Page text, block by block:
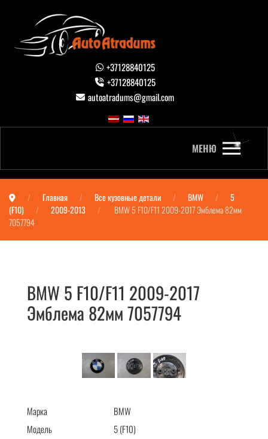
+37128840125
+37128840125
autoatradums@gmail.com
МЕНЮ
Главная Все кузовные детали BMW
5
(F10)
2009-2013
BMW 5 F10/F11 2009-2017 Эмблема 82мм
7057794
BMW 5 F10/F11 2009-2017
Эмблема 82мм 7057794
Марка
BMW
Модель
5 (F10)